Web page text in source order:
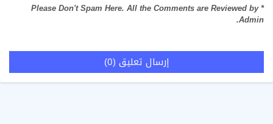
* Please Don't Spam Here. All the Comments are Reviewed by
Admin.
إرسال تعليق (0)